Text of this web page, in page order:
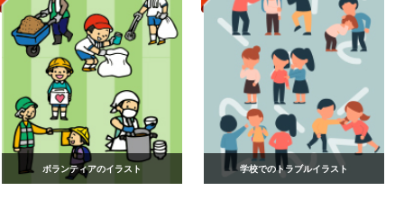
ボランティアのイラスト 学校でのトラブルイラスト